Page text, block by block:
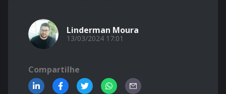
Linderman Moura
13/03/2024 17:01
Compartilhe